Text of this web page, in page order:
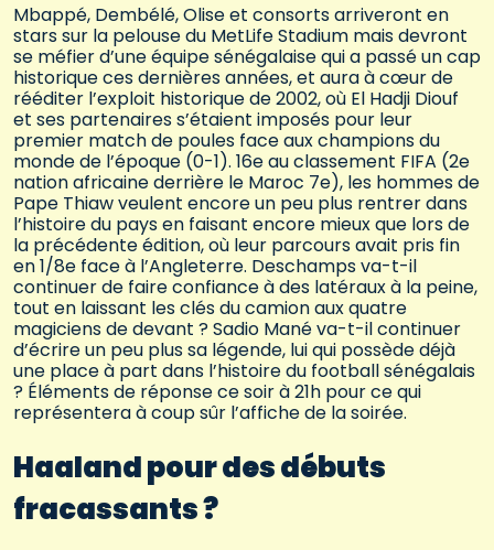
Mbappé, Dembélé, Olise et consorts arriveront en
stars sur la pelouse du MetLife Stadium mais devront
se méfier d’une équipe sénégalaise qui a passé un cap
historique ces dernières années, et aura à cœur de
rééditer l’exploit historique de 2002, où El Hadji Diouf
et ses partenaires s’étaient imposés pour leur
premier match de poules face aux champions du
monde de l’époque (0-1). 16e au classement FIFA (2e
nation africaine derrière le Maroc 7e), les hommes de
Pape Thiaw veulent encore un peu plus rentrer dans
l’histoire du pays en faisant encore mieux que lors de
la précédente édition, où leur parcours avait pris fin
en 1/8e face à l’Angleterre. Deschamps va-t-il
continuer de faire confiance à des latéraux à la peine,
tout en laissant les clés du camion aux quatre
magiciens de devant ? Sadio Mané va-t-il continuer
d’écrire un peu plus sa légende, lui qui possède déjà
une place à part dans l’histoire du football sénégalais
? Éléments de réponse ce soir à 21h pour ce qui
représentera à coup sûr l’affiche de la soirée.
Haaland pour des débuts
fracassants ?